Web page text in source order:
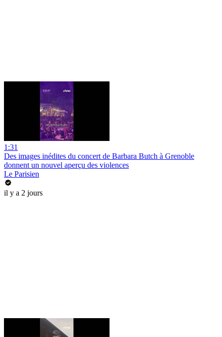
1:31
Des images inédites du concert de Barbara Butch à Grenoble
donnent un nouvel aperçu des violences
Le Parisien
il y a 2 jours